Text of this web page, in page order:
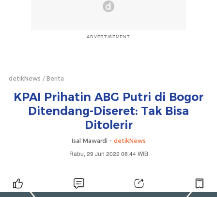
ADVERTISEMENT
detikNews Berita
KPAI Prihatin ABG Putri di Bogor
Ditendang-Diseret: Tak Bisa
Ditolerir
Isal Mawardi - detikNews
Rabu, 29 Jun 2022 08:44 WIB